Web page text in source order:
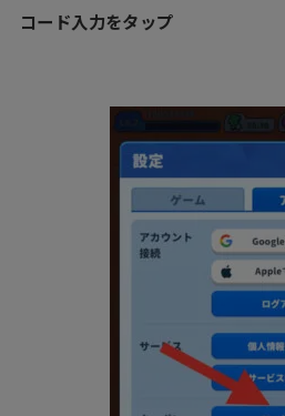
コード入力をタップ